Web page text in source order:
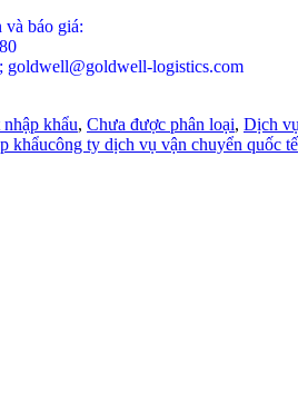
báo giá:
goldwell@goldwell-logistics.com
khẩu, Chưa được phân loại, Dịch
khẩuTags
công ty dịch vụ vận chuyển quốc tế